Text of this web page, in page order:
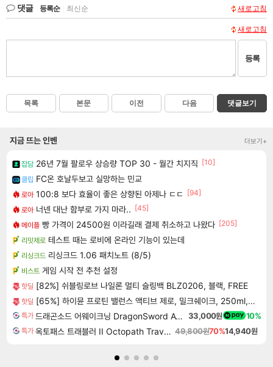
댓글 등록순 최신순 새로고침
새로고침
등록
목록 본문 이전 다음 댓글보기
지금 뜨는 인벤 더보기+
잡담 26년 7월 팔로우 상승량 TOP 30 - 월간 치지직 [10]
클립 FC온 호날두보고 실망하는 민교
로아 100:8 보다 효율이 좋은 상향된 아제나 ㄷㄷ [94]
로아 너넨 대난 함부로 가지 마라.. [45]
메이플 빵 가격이 24500원 이라길래 결제 취소하고 나왔다 [205]
리밋제로 테스트 때는 로비에 온라인 기능이 있는데
리싱크드 리싱크드 1.06 패치노트 (8/5)
비스트 게임 시작 전 추천 설정
핫딜 [82%] 쉬블링로브 나일론 멀티 슬링백 BLZ0206, 블랙, FREE
핫딜 [65%] 하이뮨 프로틴 밸런스 액티브 제로, 밀크쉐이크, 250ml, 18개
특가 드래곤소드 어웨이크닝 DragonSword Awakening 33,000원 10%
특가 옥토패스 트래블러 II Octopath Traveler II 49,800원70%14,940원